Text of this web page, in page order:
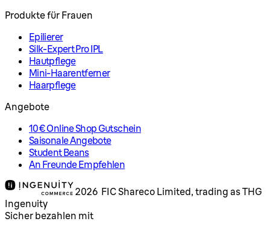
Produkte für Frauen
Epilierer
Silk-Expert Pro IPL
Hautpflege
Mini-Haarentferner
Haarpflege
Angebote
10€ Online Shop Gutschein
Saisonale Angebote
Student Beans
An Freunde Empfehlen
2026 FIC Shareco Limited, trading as THG
Ingenuity
Sicher bezahlen mit